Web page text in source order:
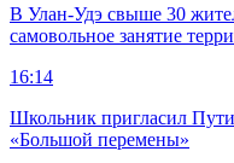
В Улан-Удэ свыше 30
самовольное занятие
16:14
Школьник пригласил
«Большой перемены»